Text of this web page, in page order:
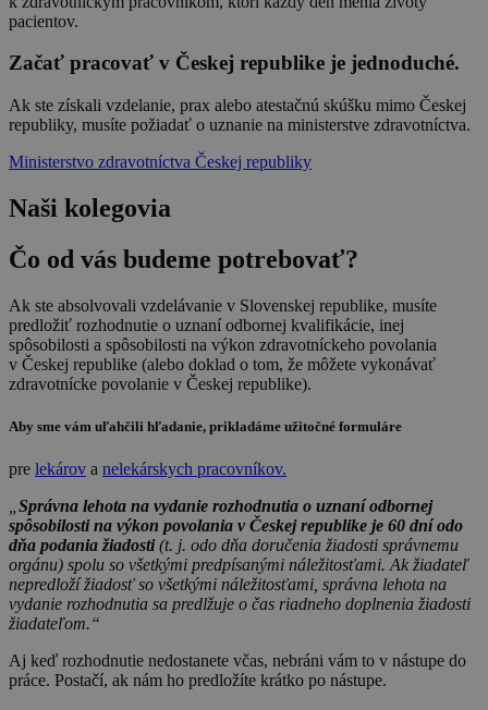
pacientov.
Začať pracovať v Českej republike je jednoduché.
Ak ste získali vzdelanie, prax alebo atestačnú skúšku mimo Českej
republiky, musíte požiadať o uznanie na ministerstve zdravotníctva.
Ministerstvo zdravotníctva Českej republiky
Naši kolegovia
Čo od vás budeme potrebovať?
Ak ste absolvovali vzdelávanie v Slovenskej republike, musíte
predložiť rozhodnutie o uznaní odbornej kvalifikácie, inej
spôsobilosti a spôsobilosti na výkon zdravotníckeho povolania
v Českej republike (alebo doklad o tom, že môžete vykonávať
zdravotnícke povolanie v Českej republike).
Aby sme vám uľahčili hľadanie, prikladáme užitočné formuláre
pre lekárov a nelekárskych pracovníkov.
Správna lehota na vydanie rozhodnutia o uznaní odbornej
spôsobilosti na výkon povolania v Českej republike je 60 dní odo
dňa podania žiadosti(t. j. odo dňa doručenia žiadosti správnemu
orgánu) spolu so všetkými predpísanými náležitosťami. Ak žiadateľ
nepredloží žiadosť so všetkými náležitosťami, správna lehota na
vydanie rozhodnutia sa predlžuje o čas riadneho doplnenia žiadosti
žiadateľom.“
Aj keď rozhodnutie nedostanete včas, nebráni vám to v nástupe do
práce. Postačí, ak nám ho predložíte krátko po nástupe.